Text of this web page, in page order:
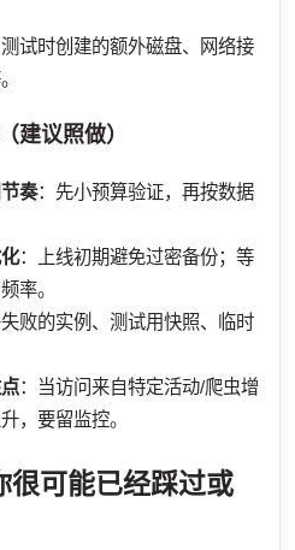
试时创建的额外磁盘、网络接
建议照做）
奏：先小预算验证，再按数据
：上线初期避免过密备份；等
率。
败的实例、测试用快照、临时
：当访问来自特定活动/爬虫增
，要留监控。
很可能已经踩过或